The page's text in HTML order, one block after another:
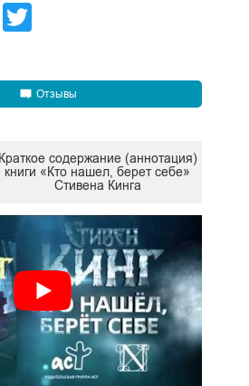
Facebook
Отзывы
Краткое содержание (аннотация)
книги «Кто нашел, берет себе»
Стивена Кинга